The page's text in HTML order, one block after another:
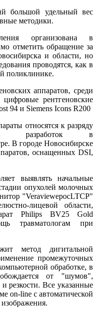
большой удельный вес
методики.
организована в
отметить обращение за
и области, но
проводятся, как в
поликлинике.
аппаратов, среди
рентгеновские
94 и Siemens Icons R200
относятся к разряду
разработок в
В городе Новосибирске
оснащенных DSI,
выявлять начальные
опухолей молочных
"VeraviewepocLTCP"
лицевой области,
Philips BV25 Gold
травматологам при
метод дигитальной
промежуточных
обработке, в
от "шумов",
резкости. Все указанные
on-line с автоматической